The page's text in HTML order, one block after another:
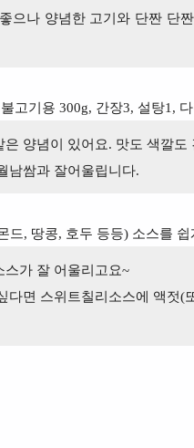
으나 양념한 고기와 단짠 단
고기용 300g, 간장3, 설탕1,
양념이 있어요. 맛도 색깔도
남쌈과 잘어울립니다.
드, 땅콩, 호두 등등) 소스를 쉽
스가 잘 어울리고요~
다면 스위트칠리소스에 액젓(